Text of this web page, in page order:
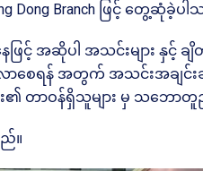
Dong Branch ဖြင့် တွေ့ဆုံခဲ့ပ
ြင့် အဆိုပါ အသင်းများ နှင့်
လာစေရန် အတွက် အသင်းအချင်း
ျား၏ တာဝန်ရှိသူများ မှ သဘေ
။